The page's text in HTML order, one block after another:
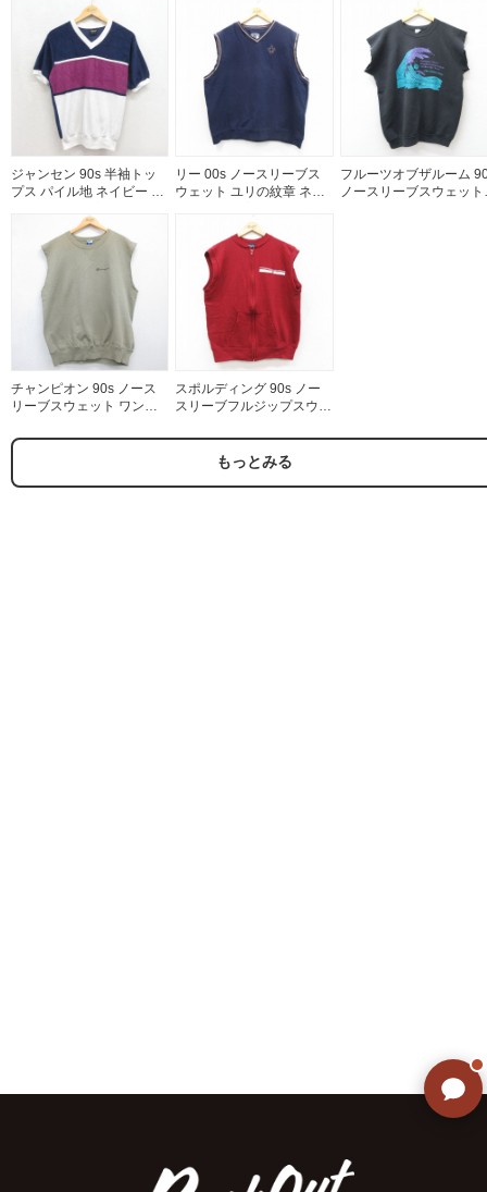
ジャンセン 90s 半袖トッ
プス パイル地 ネイビー メ
リー 00s ノースリーブス
ウェット ユリの紋章 ネイ
フルーツオブザルーム
ノースリーブスウェット
チャンピオン 90s ノース
リーブスウェット ワンポ
XL相当 | 古着
スポルディング 90s ノー
スリーブフルジップスウェ
もっとみる